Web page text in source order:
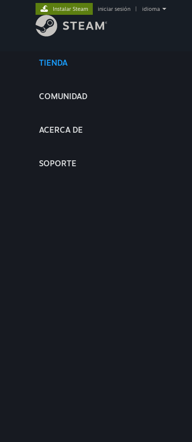
TIENDA
COMUNIDAD
ACERCA DE
SOPORTE
Instalar Steam iniciar sesión idioma